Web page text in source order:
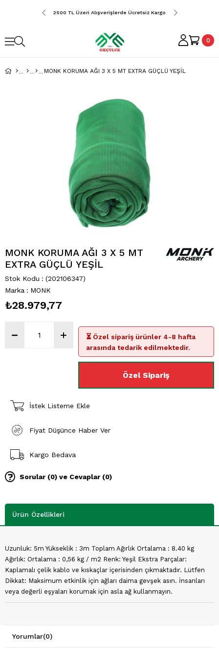
Ücretsiz Kargo 2500 TL Üzeri Alışverişlerde Ücretsiz Kargo 2500 TL Üzeri
0
MONK KORUMA AĞI 3 X 5 MT EXTRA GÜÇLÜ YEŞİL
MONK KORUMA AĞI 3 X 5 MT
EXTRA GÜÇLÜ YEŞİL
Stok Kodu
(202106347)
Marka : MONK
₺28.979,77
⏳ Özel sipariş ürünler 4-8 hafta
arasında tedarik edilmektedir.
İstek Listeme Ekle
Fiyat Düşünce Haber Ver
Kargo Bedava
Sorular (0) ve Cevaplar (0)
Ürün Özellikleri
Uzunluk: 5m Yükseklik : 3m Toplam Ağırlık Ortalama : 8.40 kg
Ağırlık: Ortalama : 0,56 kg / m2 Renk: Yeşil Ekstra Parçalar:
Kaplamalı çelik kablo ve kıskaçlar içerisinden çıkmaktadır. Lütfen
Dikkat: Maksimum etkinlik için ağları daima gevşek asın. İnsanları
veya değerli eşyaları korumak için asla ağ kullanmayın.
Yorumlar(0)